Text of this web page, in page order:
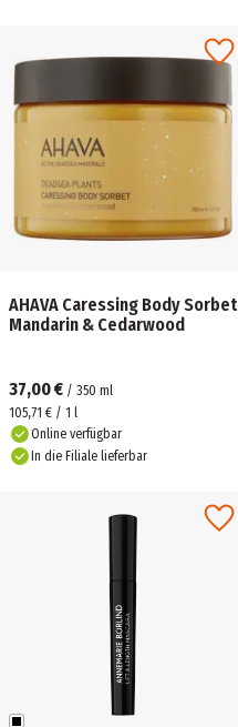
AHAVA Caressing Body Sorbet
Mandarin & Cedarwood
37,00 € / 350 ml
105,71 € / 1 l
Online verfügbar
In die Filiale lieferbar